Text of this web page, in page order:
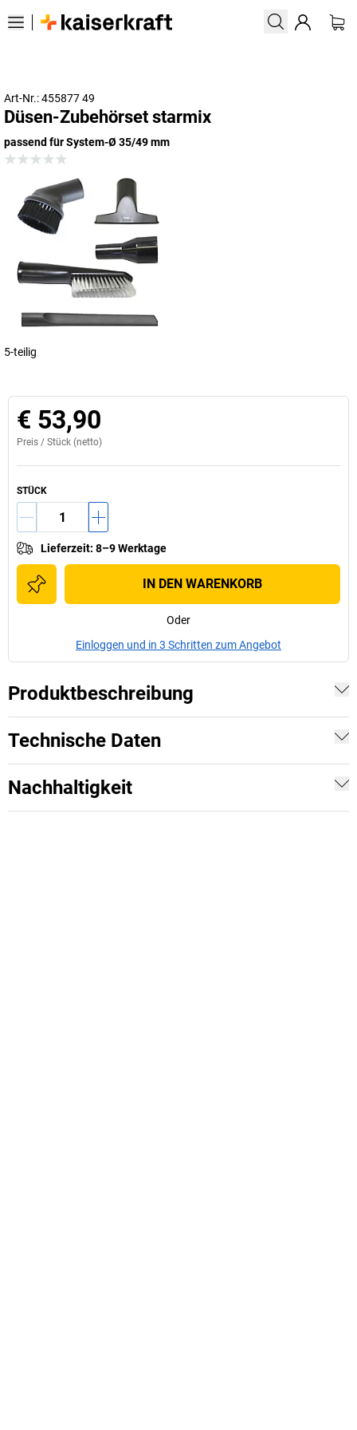
Art-Nr.: 455877 49
Düsen-Zubehörset starmix
passend für System-Ø 35/49 mm
5-teilig
€ 53,90
Preis / Stück (netto)
STÜCK
Lieferzeit: 8–9 Werktage
IN DEN WARENKORB
Oder
Einloggen und in 3 Schritten zum Angebot
Produktbeschreibung
Technische Daten
Nachhaltigkeit